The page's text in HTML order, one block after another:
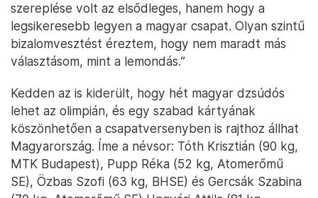
szereplése volt az elsődleges, hanem hogy a
legsikeresebb legyen a magyar csapat. Olyan szintű
bizalomvesztést éreztem, hogy nem maradt más
választásom, mint a lemondás.”
Kedden az is kiderült, hogy hét magyar dzsúdós
lehet az olimpián, és egy szabad kártyának
köszönhetően a csapatversenyben is rajthoz állhat
Magyarország. Íme a névsor: Tóth Krisztián (90 kg,
MTK Budapest), Pupp Réka (52 kg, Atomerőmű
SE), Özbas Szofi (63 kg, BHSE) és Gercsák Szabina